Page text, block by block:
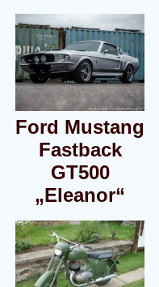
Ford Mustang
Fastback
GT500
„Eleanor“